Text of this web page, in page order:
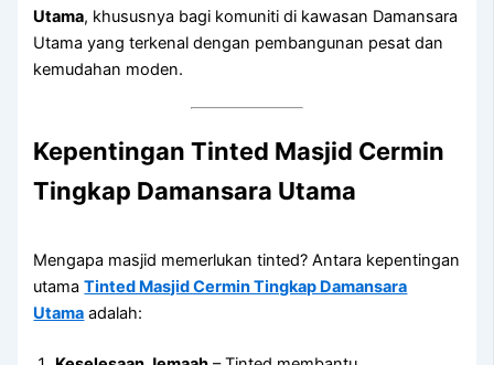
Utama, khususnya bagi komuniti di kawasan Damansara
Utama yang terkenal dengan pembangunan pesat dan
kemudahan moden.
KepentinganTinted Masjid Cermin
Tingkap Damansara Utama
Mengapa masjid memerlukan tinted? Antara kepentingan
utamaTinted Masjid Cermin Tingkap Damansara
Utama adalah: